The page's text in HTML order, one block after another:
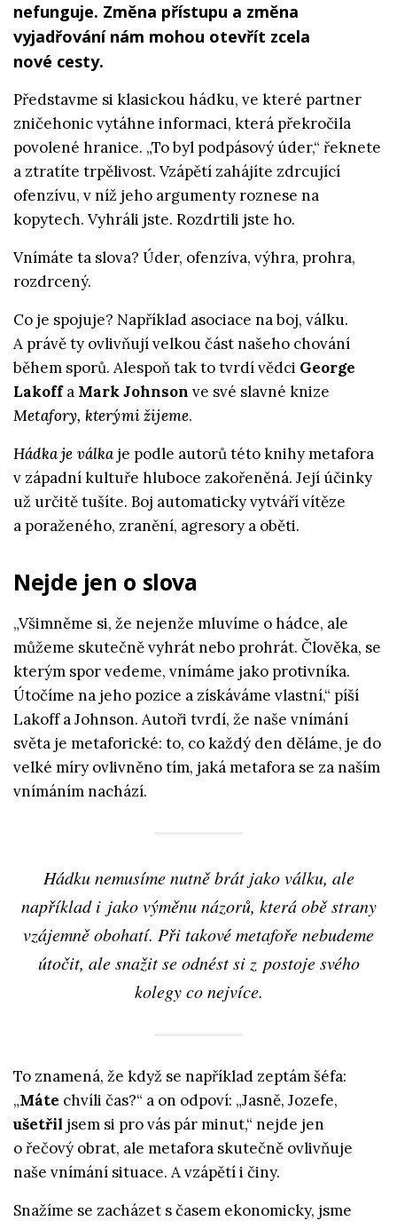
nefunguje. Změna přístupu a změna
vyjadřování nám mohou otevřít zcela
nové cesty.
Představme si klasickou hádku, ve které partner
zničehonic vytáhne informaci, která překročila
povolené hranice. „To byl podpásový úder,“ řeknete
a ztratíte trpělivost. Vzápětí zahájíte zdrcující
ofenzívu, v níž jeho argumenty roznese na
kopytech. Vyhráli jste. Rozdrtili jste ho.
Vnímáte ta slova? Úder, ofenzíva, výhra, prohra,
rozdrcený.
Co je spojuje? Například asociace na boj, válku.
A právě ty ovlivňují velkou část našeho chování
během sporů. Alespoň tak to tvrdí vědci George
Lakoffa Mark Johnson ve své slavné knize
Metafory, kterými žijeme.
Hádka je válka je podle autorů této knihy metafora
v západní kultuře hluboce zakořeněná. Její účinky
už určitě tušíte. Boj automaticky vytváří vítěze
a poraženého, zranění, agresory a oběti.
Nejde jen o slova
„Všimněme si, že nejenže mluvíme o hádce, ale
můžeme skutečně vyhrát nebo prohrát. Člověka, se
kterým spor vedeme, vnímáme jako protivníka.
Útočíme na jeho pozice a získáváme vlastní,“ píší
Lakoff a Johnson. Autoři tvrdí, že naše vnímání
světa je metaforické: to, co každý den děláme, je do
velké míry ovlivněno tím, jaká metafora se za naším
vnímáním nachází.
Hádku nemusíme nutně brát jako válku, ale
například i jako výměnu názorů, která obě strany
vzájemně obohatí. Při takové metafoře nebudeme
útočit, ale snažit se odnést si z postoje svého
kolegy co nejvíce.
To znamená, že když se například zeptám šéfa:
„Máte chvíli čas?“ a on odpoví: „Jasně, Jozefe,
ušetřil jsem si pro vás pár minut,“ nejde jen
o řečový obrat, ale metafora skutečně ovlivňuje
naše vnímání situace. A vzápětí i činy.
Snažíme se zacházet s časem ekonomicky, jsme